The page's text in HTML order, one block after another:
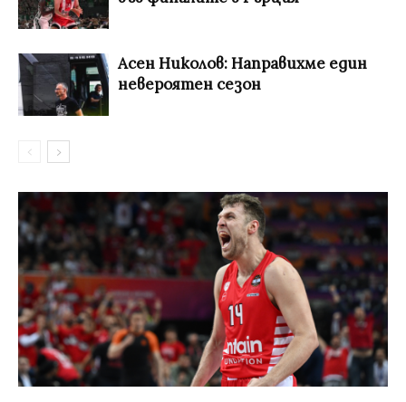
Асен Николов: Направихме един
невероятен сезон